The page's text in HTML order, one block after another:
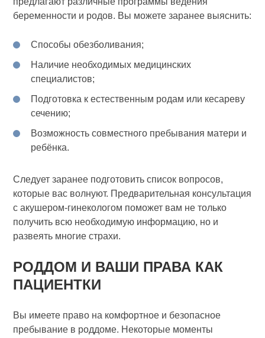
беременности и родов. Вы можете заранее выяснить:
Способы обезболивания;
Наличие необходимых медицинских
специалистов;
Подготовка к естественным родам или кесареву
сечению;
Возможность совместного пребывания матери и
ребёнка.
Следует заранее подготовить список вопросов,
которые вас волнуют. Предварительная консультация
с акушером-гинекологом поможет вам не только
получить всю необходимую информацию, но и
развеять многие страхи.
РОДДОМ И ВАШИ ПРАВА КАК
ПАЦИЕНТКИ
Вы имеете право на комфортное и безопасное
пребывание в роддоме. Некоторые моменты